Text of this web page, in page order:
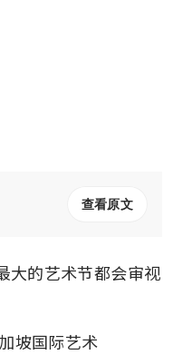
查看原文
大的艺术节都会审视
坡国际艺术